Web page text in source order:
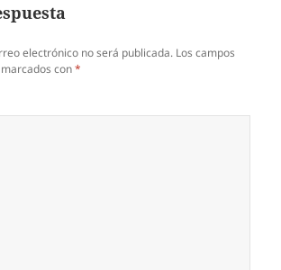
electrónico no será publicada. Los campos
con*